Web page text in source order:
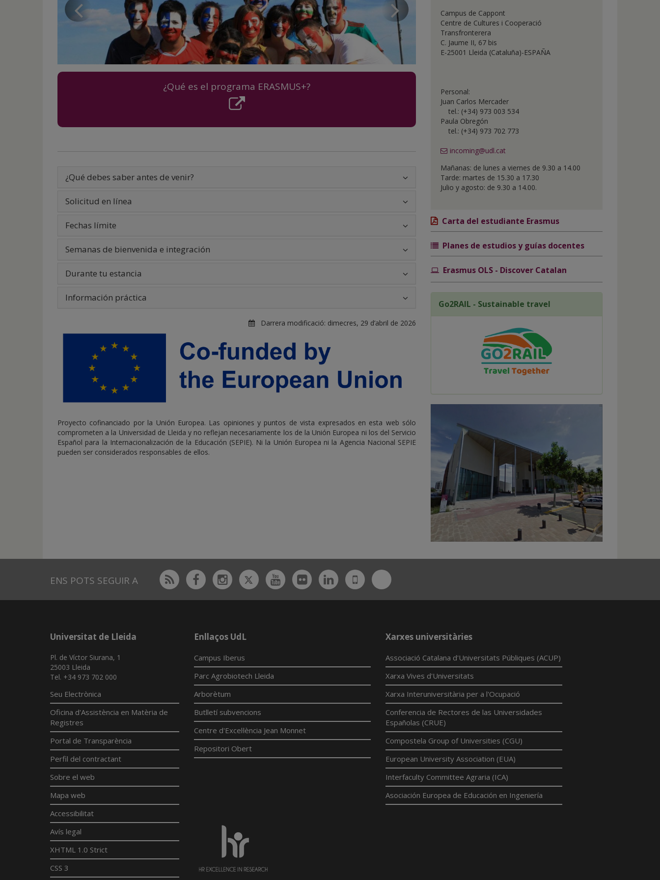
página
de
Previous
slide
Next
slide
¿Qué es el programa ERASMUS+?
¿Qué debes saber antes de venir?
Solicitud en línea
Fechas límite
Semanas de bienvenida e integración
Durante tu estancia
Información práctica
Darrera modificació: dimecres, 29 d’abril de 2026
Proyecto cofinanciado por la Unión Europea. Las opiniones y puntos de vista expresados en esta web sólo
comprometen a la Universidad de Lleida y no reflejan necesariamente los de la Unión Europea ni los del Servicio
Español para la Internacionalización de la Educación (SEPIE). Ni la Unión Europea ni la Agencia Nacional SEPIE
pueden ser considerados responsables de ellos.
Campus de Cappont
Centre de Cultures i Cooperació
Transfronterera
C. Jaume II, 67 bis
E-25001 Lleida (Cataluña)-ESPAÑA
Personal:
Juan Carlos Mercader
tel.: (+34) 973 003 534
Paula Obregón
tel.: (+34) 973 702 773
incoming@udl.cat
Mañanas: de lunes a viernes de 9.30 a 14.00
Tarde: martes de 15.30 a 17.30
Julio y agosto: de 9.30 a 14.00.
Carta del estudiante Erasmus
Planes de estudios y guías docentes
Erasmus OLS - Discover Catalan
Go2RAIL - Sustainable travel
ENS POTS SEGUIR A Rss FacebookInstagram
TwitterYoutubeFlickrLinkedin
UdL
App
Bluesky
Universitat de Lleida
Pl. de Víctor Siurana, 1
25003 Lleida
Tel. +34 973 702 000
Seu Electrònica
Oficina d'Assistència en Matèria de
Registres
Portal de Transparència
Perfil del contractant
Sobre el web
Mapa web
Accessibilitat
Avís legal
XHTML 1.0 Strict
CSS 3
Enllaços UdL
Campus Iberus
Parc Agrobiotech Lleida
Arborètum
Butlletí subvencions
Centre d'Excel·lència Jean Monnet
Repositori Obert
Xarxes universitàries
Associació Catalana d'Universitats Públiques (ACUP)
Xarxa Vives d'Universitats
Xarxa Interuniversitària per a l'Ocupació
Conferencia de Rectores de las Universidades
Españolas (CRUE)
Compostela Group of Universities (CGU)
European University Association (EUA)
Interfaculty Committee Agraria (ICA)
Asociación Europea de Educación en Ingeniería